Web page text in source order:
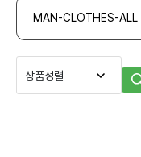
MAN-CLOTHES-ALL